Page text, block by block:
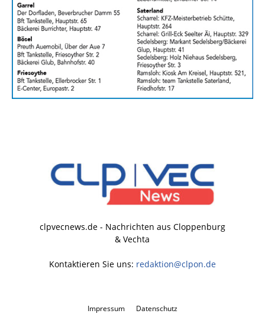
clpvecnews.de - Nachrichten aus Cloppenburg
& Vechta
Kontaktieren Sie uns: redaktion@clpon.de
Impressum Datenschutz